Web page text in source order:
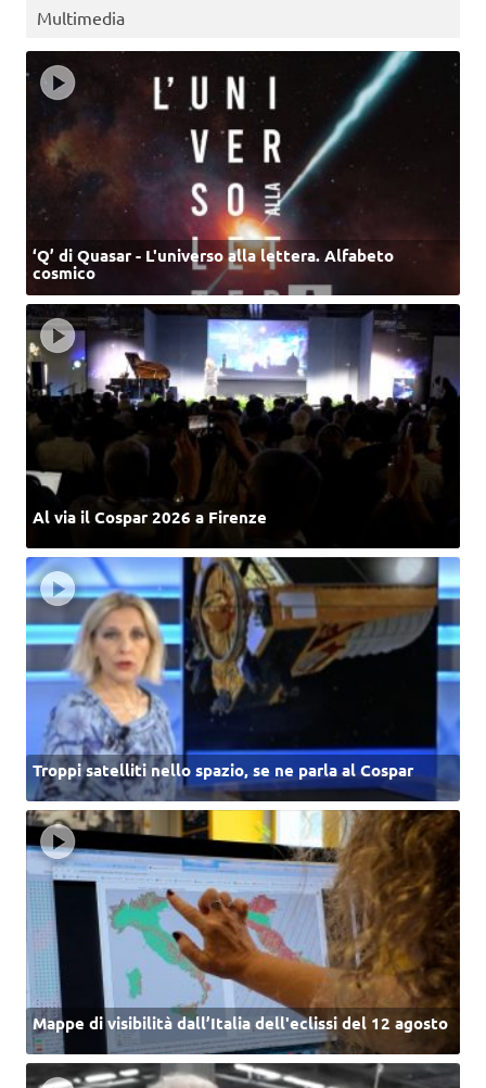
Multimedia
‘Q’ di Quasar - L'universo alla lettera. Alfabeto
cosmico
Al via il Cospar 2026 a Firenze
Troppi satelliti nello spazio, se ne parla al Cospar
Mappe di visibilità dall’Italia dell'eclissi del 12 agosto